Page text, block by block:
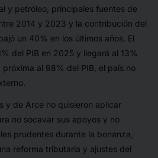
y petróleo, principales fuentes de
2014 y 2023 y la contribución del
un 40% en los últimos años. El
del PIB en 2025 y llegará al 13%
al 98% del PIB, el país no
y de Arce no quisieron aplicar
no socavar sus apoyos y no
prudentes durante la bonanza,
reforma tributaria y ajustes del